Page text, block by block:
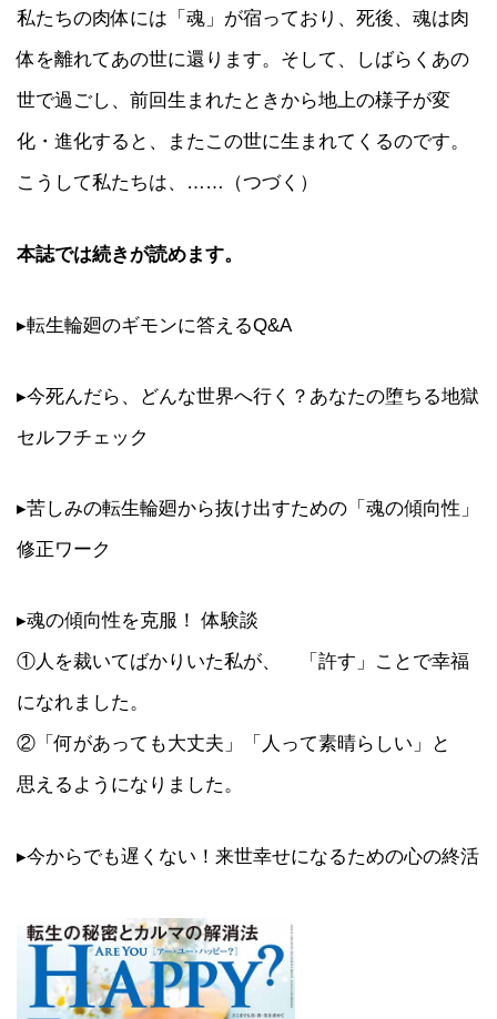
私たちの肉体には「魂」が宿っており、死後、魂は肉
体を離れてあの世に還ります。そして、しばらくあの
世で過ごし、前回生まれたときから地上の様子が変
化・進化すると、またこの世に生まれてくるのです。
こうして私たちは、……（つづく）
本誌では続きが読めます。
▸転生輪廻のギモンに答えるQ&A
▸今死んだら、どんな世界へ行く？あなたの堕ちる地獄
セルフチェック
▸苦しみの転生輪廻から抜け出すための「魂の傾向性」
修正ワーク
▸魂の傾向性を克服！ 体験談
①人を裁いてばかりいた私が、 「許す」ことで幸福
になれました。
②「何があっても大丈夫」「人って素晴らしい」と
思えるようになりました。
▸今からでも遅くない！来世幸せになるための心の終活